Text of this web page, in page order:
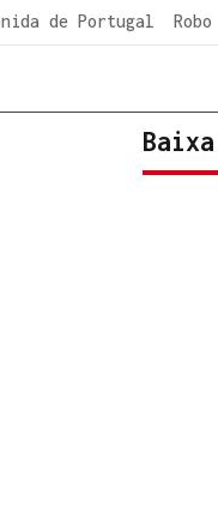
de Portugal